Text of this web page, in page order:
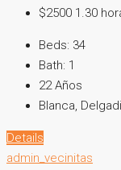
$2500 1.30
Beds: 34
Bath: 1
22 Años
Blanca,
Details
admin_vecinitas